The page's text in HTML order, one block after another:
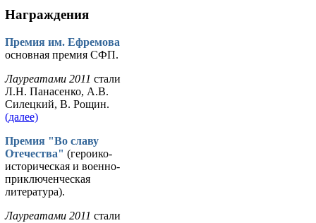
Награждения
Премия им. Ефремова
основная премия СФП.
Лауреатами 2011 стали
Л.Н. Панасенко, А.В.
Силецкий, В. Рощин.
(далее)
Премия "Во славу
Отечества" (героико-
историческая и военно-
приключенческая
литература).
Лауреатами 2011 стали